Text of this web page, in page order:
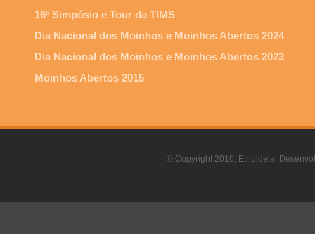
16º Simpósio e Tour da TIMS
Dia Nacional dos Moinhos e Moinhos Abertos 2024
Dia Nacional dos Moinhos e Moinhos Abertos 2023
Moinhos Abertos 2015
© Copyright 2010, Etnoideia,